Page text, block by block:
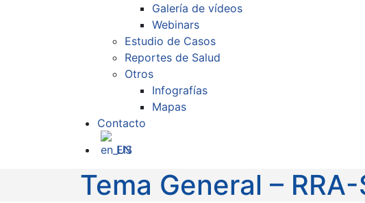
Galería de vídeos
Webinars
Estudio de Casos
Reportes de Salud
Otros
Infografías
Mapas
Contacto
EN
Tema General –